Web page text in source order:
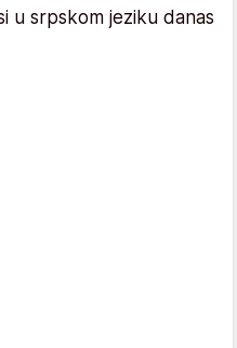
u srpskom jeziku danas